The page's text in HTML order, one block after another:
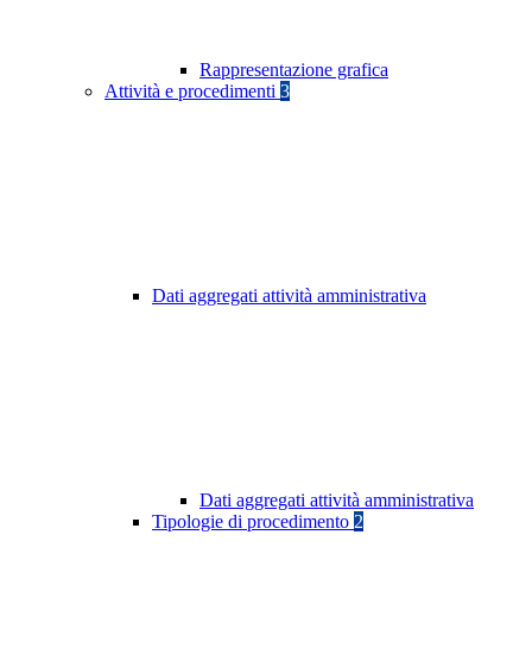
Rappresentazione grafica
Attività e procedimenti 3
Dati aggregati attività amministrativa
Dati aggregati attività amministrativa
Tipologie di procedimento 2